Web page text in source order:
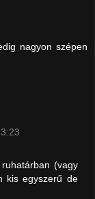
nagyon szépen
(vagy
kis egyszerű de